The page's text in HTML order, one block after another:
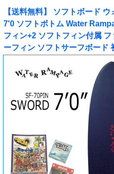
【送料無料】 ソフトボード
7'0 ソフトボトム Water
フィン+2 ソフトフィン付属
ーフィン ソフトサーフボード